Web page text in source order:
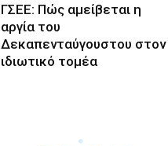
ΓΣΕΕ: Πώς αμείβεται η
αργία του
Δεκαπενταύγουστου στον
ιδιωτικό τομέα